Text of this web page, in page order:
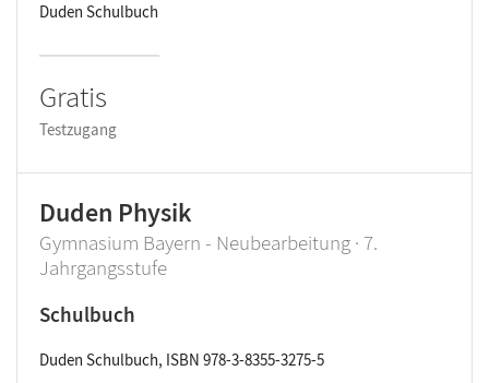
Duden Schulbuch
Gratis
Testzugang
Duden Physik
Gymnasium Bayern - Neubearbeitung · 7.
Jahrgangsstufe
Schulbuch
Duden Schulbuch, ISBN 978-3-8355-3275-5